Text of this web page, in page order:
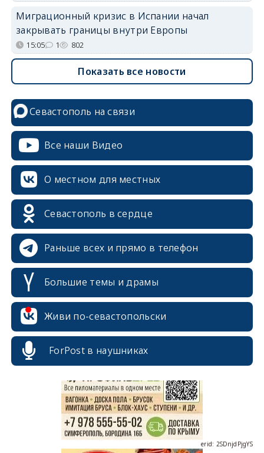
Миграционный кризис в Испании начал
закрывать границы внутри Европы
15:05 1 802
Показать все новости
Севастополь на связи
Все наши Видео
О местном для местных
Севастополь в сердце
Раньше всех и прямо в телефон
Большие темы и драмы
Живи по-севастопольски
ForPost в наушниках
erid: 2SDnjdPjgYS